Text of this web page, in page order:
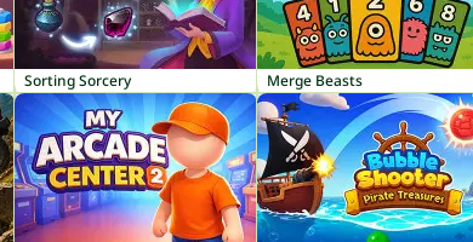
Sorting Sorcery Merge Beasts